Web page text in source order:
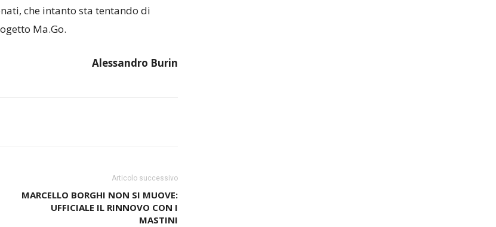
che intanto sta tentando di
Ma.Go.
Alessandro Burin
Articolo successivo
MARCELLO BORGHI NON SI MUOVE:
UFFICIALE IL RINNOVO CON I
MASTINI